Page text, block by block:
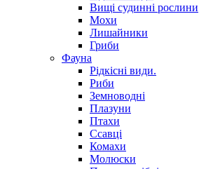
Вищі судинні рослини
Мохи
Лишайники
Гриби
Фауна
Рідкісні види.
Риби
Земноводні
Плазуни
Птахи
Ссавці
Комахи
Молюски